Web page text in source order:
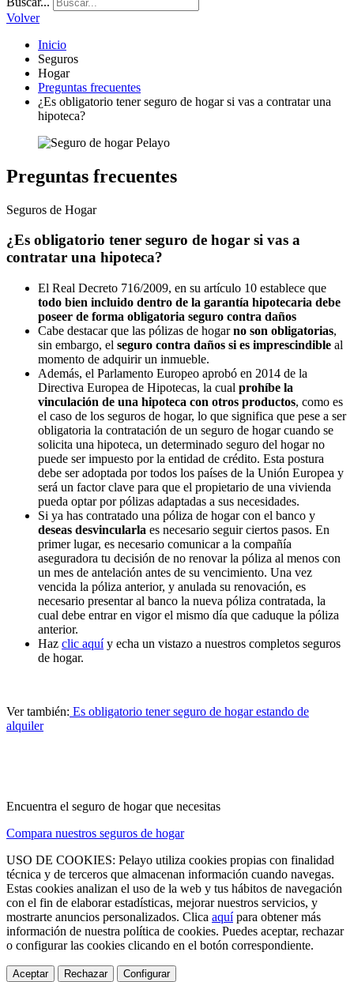
Volver
Inicio
Seguros
Hogar
Preguntas frecuentes
¿Es obligatorio tener seguro de hogar si vas a contratar una
hipoteca?
Preguntas frecuentes
Seguros de Hogar
¿Es obligatorio tener seguro de hogar si vas a
contratar una hipoteca?
El Real Decreto 716/2009, en su artículo 10 establece que
todo bien incluido dentro de la garantía hipotecaria debe
poseer de forma obligatoria seguro contra daños
Cabe destacar que las pólizas de hogarno son obligatorias,
sin embargo, el seguro contra daños si es imprescindible al
momento de adquirir un inmueble.
Además, el Parlamento Europeo aprobó en 2014 de la
Directiva Europea de Hipotecas, la cual prohíbe la
vinculación de una hipoteca con otros productos, como es
el caso de los seguros de hogar, lo que significa que pese a ser
obligatoria la contratación de un seguro de hogar cuando se
solicita una hipoteca, un determinado seguro del hogar no
puede ser impuesto por la entidad de crédito. Esta postura
debe ser adoptada por todos los países de la Unión Europea y
será un factor clave para que el propietario de una vivienda
pueda optar por pólizas adaptadas a sus necesidades.
Si ya has contratado una póliza de hogar con el banco y
deseas desvincularla es necesario seguir ciertos pasos. En
primer lugar, es necesario comunicar a la compañía
aseguradora tu decisión de no renovar la póliza al menos con
un mes de antelación antes de su vencimiento. Una vez
vencida la póliza anterior, y anulada su renovación, es
necesario presentar al banco la nueva póliza contratada, la
cual debe entrar en vigor el mismo día que caduque la póliza
anterior.
Haz clic aquíy echa un vistazo a nuestros completos seguros
de hogar.
Ver también: Es obligatorio tener seguro de hogar estando de
alquiler
Encuentra el seguro de hogar que necesitas
Compara nuestros seguros de hogar
USO DE COOKIES: Pelayo utiliza cookies propias con finalidad
técnica y de terceros que almacenan información cuando navegas.
Estas cookies analizan el uso de la web y tus hábitos de navegación
con el fin de elaborar estadísticas, mejorar nuestros servicios, y
mostrarte anuncios personalizados. Clica aquípara obtener más
información de nuestra política de cookies. Puedes aceptar, rechazar
o configurar las cookies clicando en el botón correspondiente.
Aceptar Rechazar Configurar